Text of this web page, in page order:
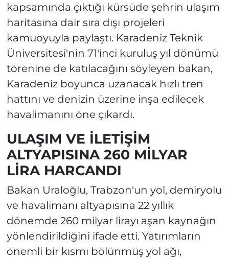
kapsamında çıktığı kürsüde şehrin ulaşım
haritasına dair sıra dışı projeleri
kamuoyuyla paylaştı. Karadeniz Teknik
Üniversitesi'nin 71'inci kuruluş yıl dönümü
törenine de katılacağını söyleyen bakan,
Karadeniz boyunca uzanacak hızlı tren
hattını ve denizin üzerine inşa edilecek
havalimanını öne çıkardı.
ULAŞIM VE İLETİŞİM
ALTYAPISINA 260 MİLYAR
LİRA HARCANDI
Bakan Uraloğlu, Trabzon'un yol, demiryolu
ve havalimanı altyapısına 22 yıllık
dönemde 260 milyar lirayı aşan kaynağın
yönlendirildiğini ifade etti. Yatırımların
önemli bir kısmı bölünmüş yol ağı,